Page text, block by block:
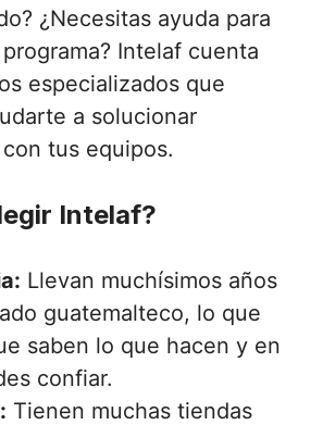
¿Necesitas ayuda para
Intelaf cuenta
especializados que
a solucionar
tus equipos.
Intelaf?
Llevan muchísimos años
guatemalteco, lo que
saben lo que hacen y en
confiar.
Tienen muchas tiendas